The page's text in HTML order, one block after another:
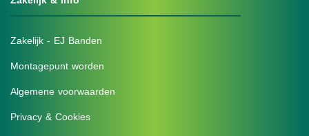
Zakelijk - EJ Banden
Montagepunt worden
Algemene voorwaarden
Privacy & Cookies